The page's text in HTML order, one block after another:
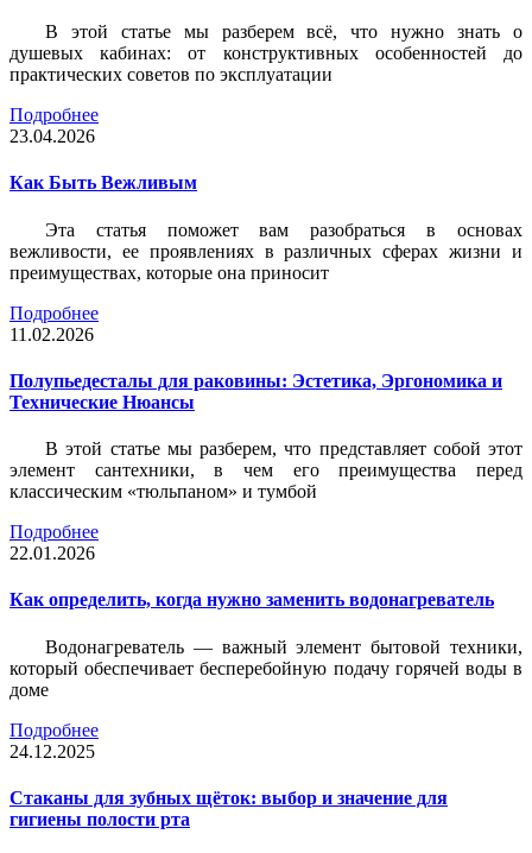
В этой статье мы разберем всё, что нужно знать о
душевых кабинах: от конструктивных особенностей до
практических советов по эксплуатации
Подробнее
23.04.2026
Как Быть Вежливым
Эта статья поможет вам разобраться в основах
вежливости, ее проявлениях в различных сферах жизни и
преимуществах, которые она приносит
Подробнее
11.02.2026
Полупьедесталы для раковины: Эстетика, Эргономика и
Технические Нюансы
В этой статье мы разберем, что представляет собой этот
элемент сантехники, в чем его преимущества перед
классическим «тюльпаном» и тумбой
Подробнее
22.01.2026
Как определить, когда нужно заменить водонагреватель
Водонагреватель — важный элемент бытовой техники,
который обеспечивает бесперебойную подачу горячей воды в
доме
Подробнее
24.12.2025
Стаканы для зубных щёток: выбор и значение для
гигиены полости рта